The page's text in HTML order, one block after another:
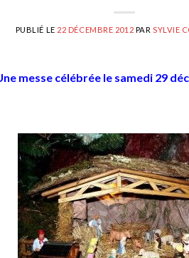
PUBLIÉ LE 22 DÉCEMBRE 2012 PAR SYLVIE
messe célébrée le samedi 29